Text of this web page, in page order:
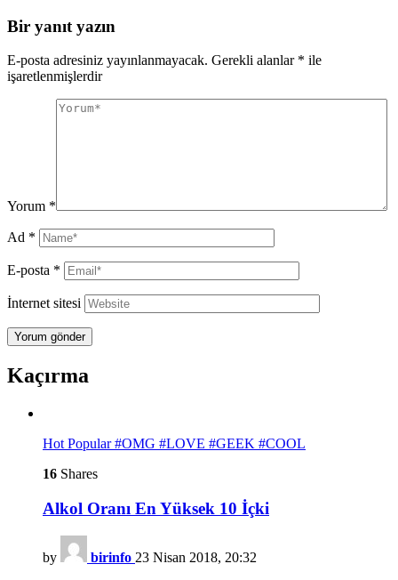
Bir yanıt yazın
E-posta adresiniz yayınlanmayacak. Gerekli alanlar * ile
işaretlenmişlerdir
Yorum *
Ad *
E-posta *
İnternet sitesi
Kaçırma
Hot Popular#OMG #LOVE #GEEK #COOL
16 Shares
Alkol Oranı En Yüksek 10 İçki
by birinfo 23 Nisan 2018, 20:32